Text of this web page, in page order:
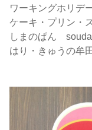
ワーキングホリデ
ケーキ・プリン・
しまのぱん souda
はり・きゅうの牟